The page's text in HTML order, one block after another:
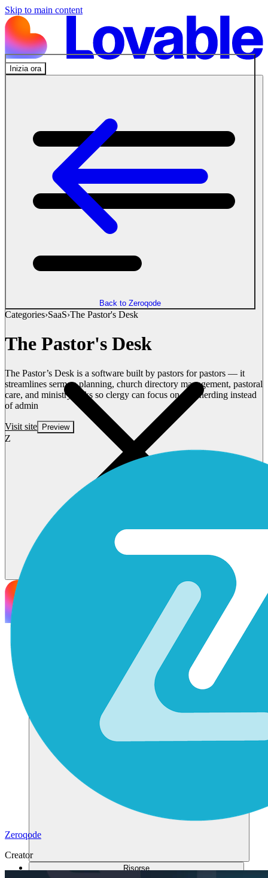
Skip to main content
Inizia ora
Soluzioni
Risorse
Back to Zeroqode
Categories›SaaS›The Pastor's Desk
The Pastor's Desk
The Pastor’s Desk is a software built by pastors for pastors — it
streamlines sermon planning, church directory management, pastoral
care, and ministry tasks so clergy can focus on shepherding instead
of admin
Visit site Preview
Z
Zeroqode
Creator